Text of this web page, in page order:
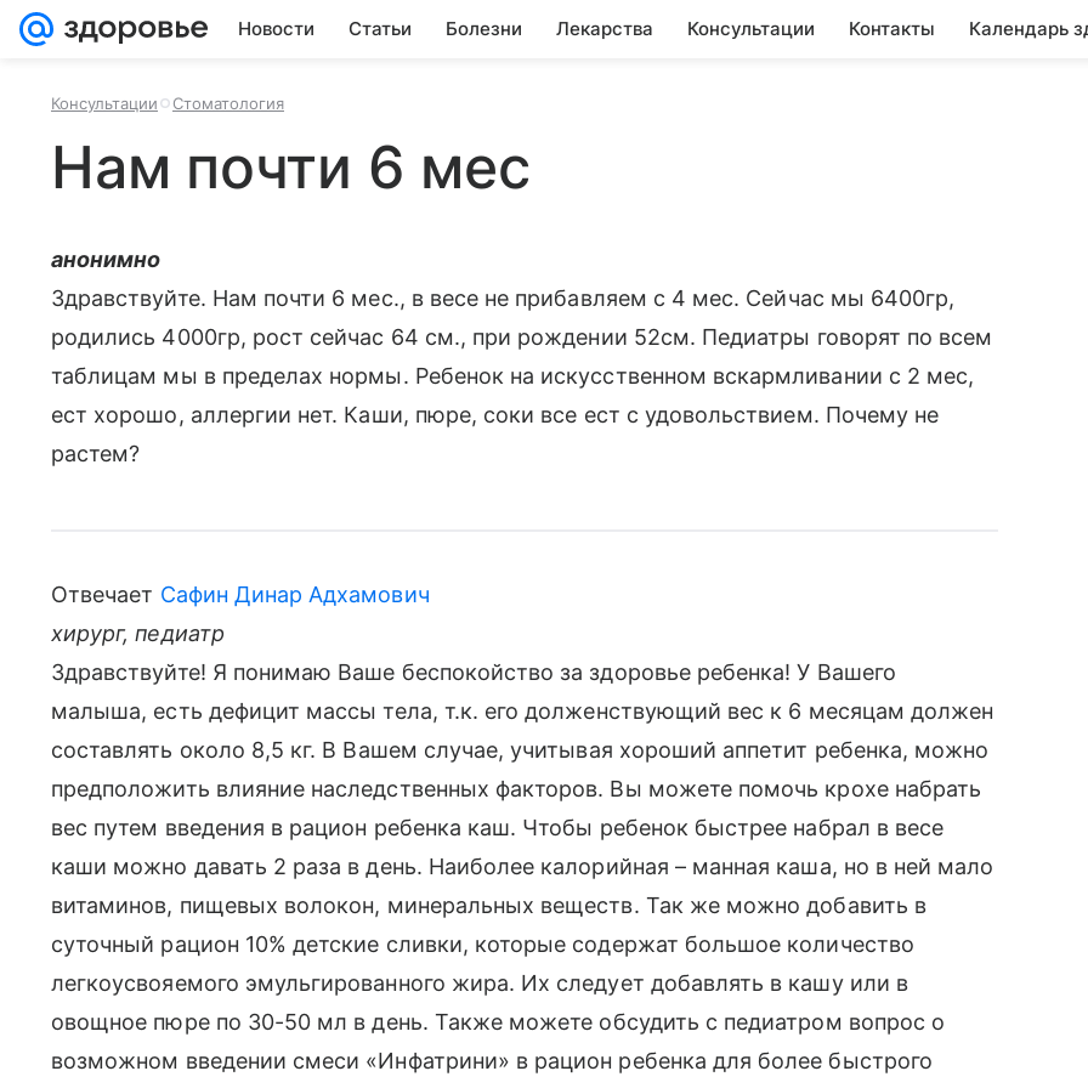
Новости Статьи Болезни Лекарства Консультации Контакты Календарь
Консультации Стоматология
Нам почти 6 мес
анонимно
Здравствуйте. Нам почти 6 мес., в весе не прибавляем с 4 мес. Сейчас мы 6400гр,
родились 4000гр, рост сейчас 64 см., при рождении 52см. Педиатры говорят по всем
таблицам мы в пределах нормы. Ребенок на искусственном вскармливании с 2 мес,
ест хорошо, аллергии нет. Каши, пюре, соки все ест с удовольствием. Почему не
растем?
Отвечает Сафин Динар Адхамович
хирург, педиатр
Здравствуйте! Я понимаю Ваше беспокойство за здоровье ребенка! У Вашего
малыша, есть дефицит массы тела, т.к. его долженствующий вес к 6 месяцам должен
составлять около 8,5 кг. В Вашем случае, учитывая хороший аппетит ребенка, можно
предположить влияние наследственных факторов. Вы можете помочь крохе набрать
вес путем введения в рацион ребенка каш. Чтобы ребенок быстрее набрал в весе
каши можно давать 2 раза в день. Наиболее калорийная – манная каша, но в ней мало
витаминов, пищевых волокон, минеральных веществ. Так же можно добавить в
суточный рацион 10% детские сливки, которые содержат большое количество
легкоусвояемого эмульгированного жира. Их следует добавлять в кашу или в
овощное пюре по 30-50 мл в день. Также можете обсудить с педиатром вопрос о
возможном введении смеси «Инфатрини» в рацион ребенка для более быстрого